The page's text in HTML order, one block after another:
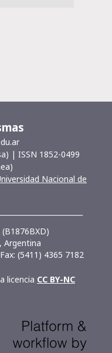
| ISSN 1852-0499
Nacional de
Argentina
(5411) 4365 7182
licencia CC BY-NC